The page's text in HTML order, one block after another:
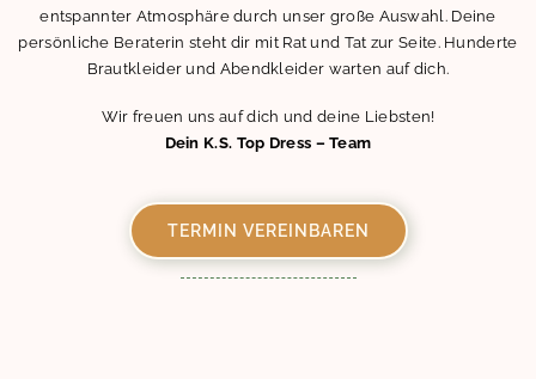
entspannter Atmosphäre durch unser große Auswahl. Deine
persönliche Beraterin steht dir mit Rat und Tat zur Seite. Hunderte
Brautkleider und Abendkleider warten auf dich.
Wir freuen uns auf dich und deine Liebsten!
Dein K.S. Top Dress – Team
TERMIN VEREINBAREN